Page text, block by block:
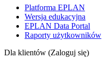
Platforma EPLAN
Wersja edukacyjna
EPLAN Data Portal
Raporty użytkowników
Dla klientów (Zaloguj się)